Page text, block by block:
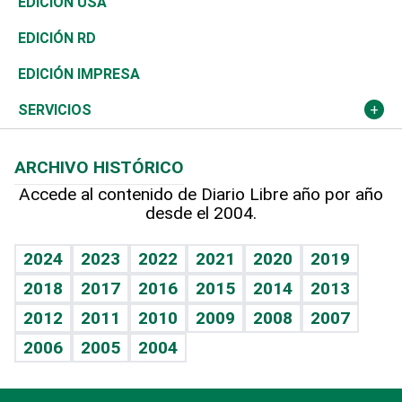
Ocenanía
Caribe
Resto del mundo
Telecom.
Global y variable
Economía personal
Sociales
Novedades
Podcast Arte Libre
Hablando con el pediatra
Vida y familia
Eñe
Celebrando la vida
Sin complejos
En pocas palabras
Tenis
Olimpismo
Más deportes
Línea de hit
TBT Deportivo
El Espía
Noticiero Poteleche
Columnistas
Más firmas
Historia
Martes de tecnología
Cambio climático
Revista
Deportes
Opinión
Hecho en casa
Guía del dinero
EDICIÓN RD
EDICIÓN IMPRESA
SERVICIOS
Cumpleaños
Horóscopos
Crucigramas
ARCHIVO HISTÓRICO
Accede al contenido de Diario Libre año por año
desde el 2004.
2024 2023 2022 2021 2020
2019
2018
2017 2016 2015 2014
2013
2012
2011 2010 2009 2008
2007
2006
2005 2004